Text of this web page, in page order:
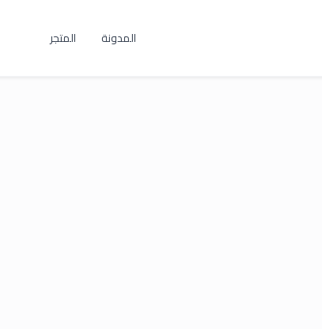
المدونة المتجر